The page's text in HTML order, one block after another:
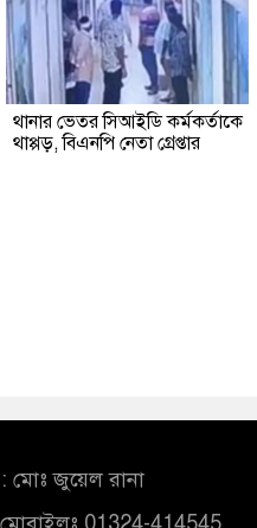
থানার ভেতর সিআইডি কর্মকর্তাকে
থাপ্পড়, বিএনপি নেতা গ্রেপ্তার
মোঃ জুয়েল রানা